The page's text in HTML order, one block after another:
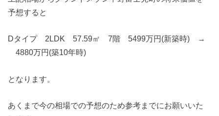
予想すると
Dタイプ 2LDK 57.59㎡ 7階 5499万円(新築時) →
4880万円(築10年時)
となります。
あくまで今の相場での予想のため参考までにお願いいた